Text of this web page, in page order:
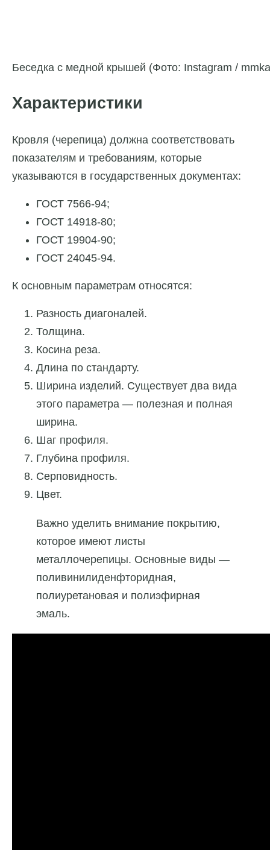
Беседка с медной крышей (Фото: Instagram /
Характеристики
Кровля (черепица) должна соответствовать
показателям и требованиям, которые
указываются в государственных документах:
ГОСТ 7566-94;
ГОСТ 14918-80;
ГОСТ 19904-90;
ГОСТ 24045-94.
К основным параметрам относятся:
Разность диагоналей.
Толщина.
Косина реза.
Длина по стандарту.
Ширина изделий. Существует два вида
этого параметра — полезная и полная
ширина.
Шаг профиля.
Глубина профиля.
Серповидность.
Цвет.
Важно уделить внимание покрытию,
которое имеют листы
металлочерепицы. Основные виды —
поливинилиденфторидная,
полиуретановая и полиэфирная
эмаль.